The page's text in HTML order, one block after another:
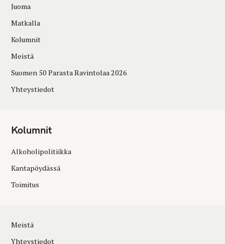
Juoma
Matkalla
Kolumnit
Meistä
Suomen 50 Parasta Ravintolaa 2026
Yhteystiedot
Kolumnit
Alkoholipolitiikka
Kantapöydässä
Toimitus
Meistä
Yhteystiedot